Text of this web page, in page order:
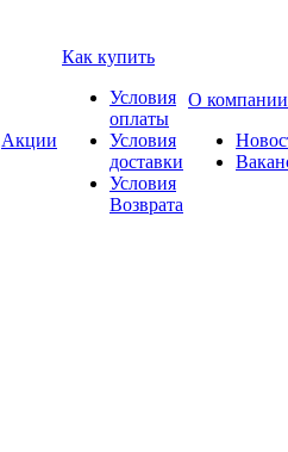
Акции
Как купить
Условия
оплаты
Условия
доставки
Условия
Возврата
О компании